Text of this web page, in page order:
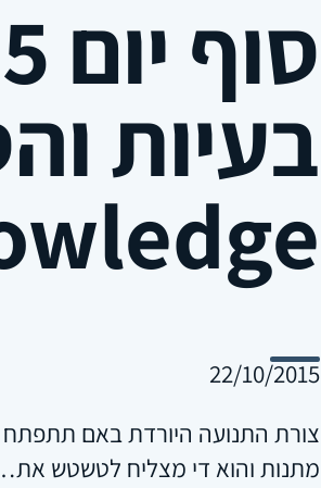
22/10/2015
צורת התנועה היורדת באם תתפתח
מתנות והוא די מצליח לטשטש